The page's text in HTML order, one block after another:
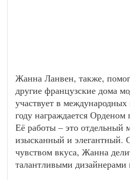
Жанна Ланвен, также,
другие французские дома
участвует в
году награждается Орденом
Её работы – это отдельный
изысканный и элегантный.
чувством вкуса, Жанна
талантливыми дизайнерами